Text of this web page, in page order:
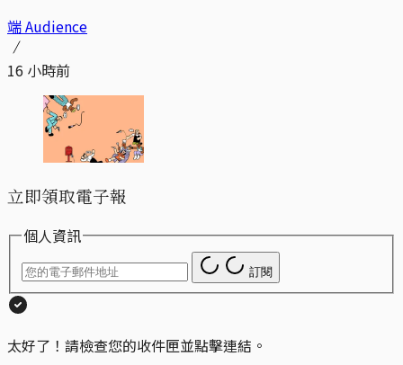
端 Audience
16 小時前
立即領取電子報
個人資訊
訂閱
太好了！請檢查您的收件匣並點擊連結。